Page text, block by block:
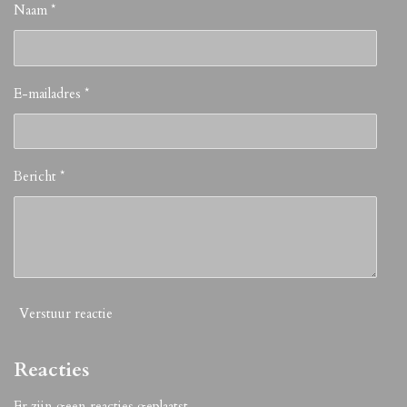
Naam *
E-mailadres *
Bericht *
Verstuur reactie
Reacties